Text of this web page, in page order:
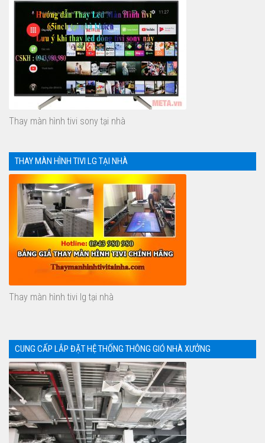
Thay màn hình tivi sony tại nhà
THAY MÀN HÌNH TIVI LG TẠI NHÀ
Thay màn hình tivi lg tại nhà
CUNG CẤP LẮP ĐẶT HỆ THỐNG THÔNG GIÓ NHÀ XƯỞNG